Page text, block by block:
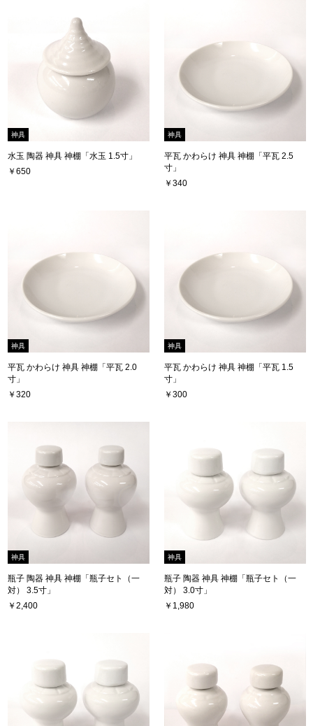
神具
水玉 陶器 神具 神棚「水玉 1.5寸」
￥650
神具
平瓦 かわらけ 神具 神棚「平瓦 2.5
寸」
￥340
神具
平瓦 かわらけ 神具 神棚「平瓦 2.0
寸」
￥320
神具
平瓦 かわらけ 神具 神棚「平瓦 1.5
寸」
￥300
神具
瓶子 陶器 神具 神棚「瓶子セト（一
対） 3.5寸」
￥2,400
神具
瓶子 陶器 神具 神棚「瓶子セト（一
対） 3.0寸」
￥1,980